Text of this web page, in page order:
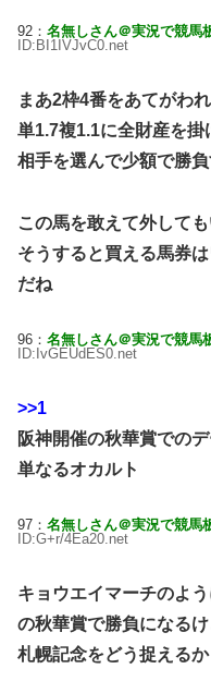
92： 名無しさん＠実況で競馬
ID:BI1IVJvC0.net
まあ2枠4番をあてがわ
単1.7複1.1に全財産を掛
相手を選んで少額で勝
この馬を敢えて外して
そうすると買える馬券
だね
96： 名無しさん＠実況で競馬
ID:IvGEUdES0.net
>>1
阪神開催の秋華賞での
単なるオカルト
97： 名無しさん＠実況で競馬
ID:G+r/4Ea20.net
キョウエイマーチのよ
の秋華賞で勝負になる
札幌記念をどう捉えるか